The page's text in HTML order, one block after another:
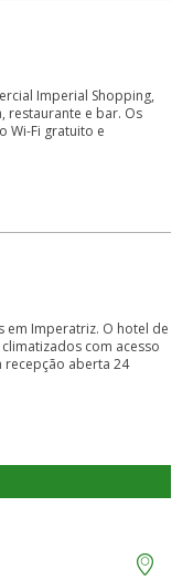
Imperial Shopping,
restaurante e bar. Os
Wi-Fi gratuito e
em Imperatriz. O hotel de
com acesso
aberta 24